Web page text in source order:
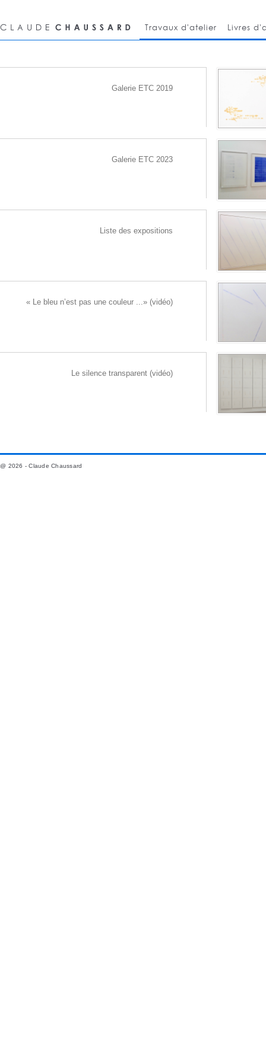
Travaux d'atelier Livres
Galerie ETC 2019
Galerie ETC 2023
Liste des expositions
« Le bleu n’est pas une couleur ...» (vidéo)
Le silence transparent (vidéo)
@ 2026 - Claude Chaussard